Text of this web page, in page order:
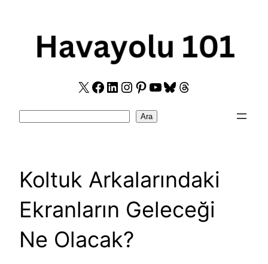
X Facebook
LinkedIn
Instagram
Pinterest
YouTube
Bluesky
Threads
Ara
Koltuk Arkalarındaki
Ekranların Geleceği
Ne Olacak?